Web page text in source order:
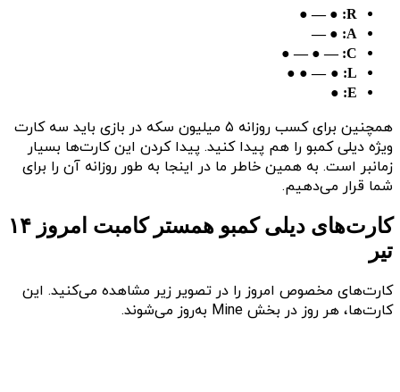
R: ● — ●
A: ● —
C: — ● — ●
L:
●
— ● ●
E: ●
همچنین برای کسب روزانه ۵ میلیون سکه‌ در بازی باید سه کارت
ویژه دیلی کمبو را هم پیدا کنید. پیدا کردن این کارت‌ها بسیار
زمانبر است. به همین خاطر ما در اینجا به ‌طور روزانه آن را برای
شما قرار می‌دهیم.
کارت‌های دیلی کمبو همستر کامبت امروز ۱۴
تیر
کارت‌های مخصوص امروز را در تصویر زیر مشاهده می‌کنید. این
کارت‌ها، هر روز در بخش Mine به‌روز می‌شوند.